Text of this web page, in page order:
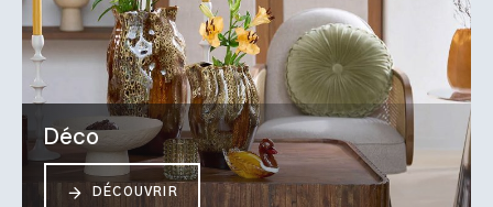
Déco
DÉCOUVRIR